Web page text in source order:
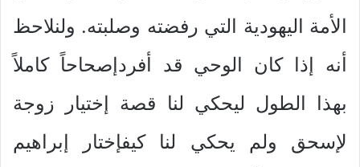
الأمة اليهودية التي رفضته وصلبته. ولنلاحظ
أنه إذا كان الوحي قد أفردإصحاحاً كاملاً
بهذا الطول ليحكي لنا قصة إختيار زوجة
لإسحق ولم يحكي لنا كيفإختار إبراهيم